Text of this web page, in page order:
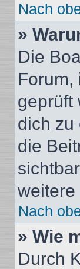
Nach
»
Die
Forum,
geprüft
dich zu
die
weitere
Nach
» Wie
Durch